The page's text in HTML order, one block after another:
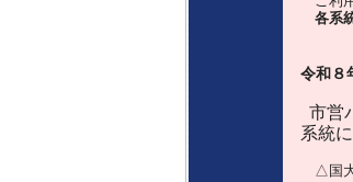
各系
令和８
市営
系統
△国大